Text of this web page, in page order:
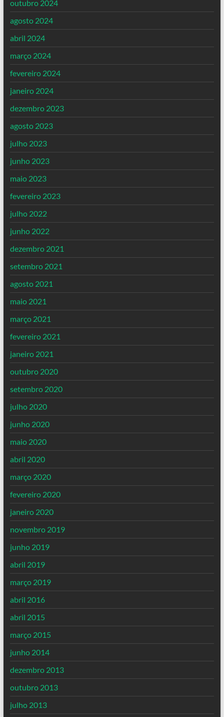
outubro 2024
agosto 2024
abril 2024
março 2024
fevereiro 2024
janeiro 2024
dezembro 2023
agosto 2023
julho 2023
junho 2023
maio 2023
fevereiro 2023
julho 2022
junho 2022
dezembro 2021
setembro 2021
agosto 2021
maio 2021
março 2021
fevereiro 2021
janeiro 2021
outubro 2020
setembro 2020
julho 2020
junho 2020
maio 2020
abril 2020
março 2020
fevereiro 2020
janeiro 2020
novembro 2019
junho 2019
abril 2019
março 2019
abril 2016
abril 2015
março 2015
junho 2014
dezembro 2013
outubro 2013
julho 2013